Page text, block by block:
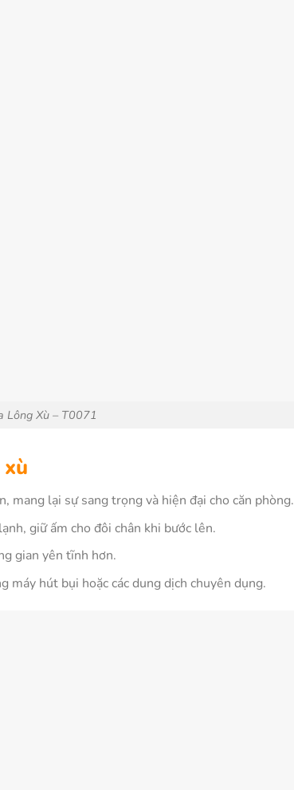
Lông Xù – T0071
mang lại sự sang trọng và hiện đại cho căn phòng.
giữ ấm cho đôi chân khi bước lên.
gian yên tĩnh hơn.
máy hút bụi hoặc các dung dịch chuyên dụng.